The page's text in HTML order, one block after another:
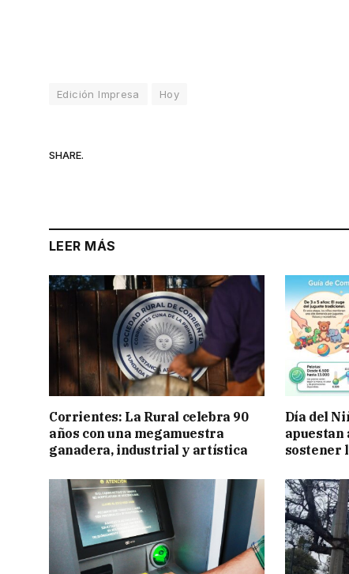
Edición Impresa Hoy
SHARE.
LEER MÁS
Corrientes: La Rural celebra 90
años con una megamuestra
ganadera, industrial y artística
Día del
apuestan
sostener